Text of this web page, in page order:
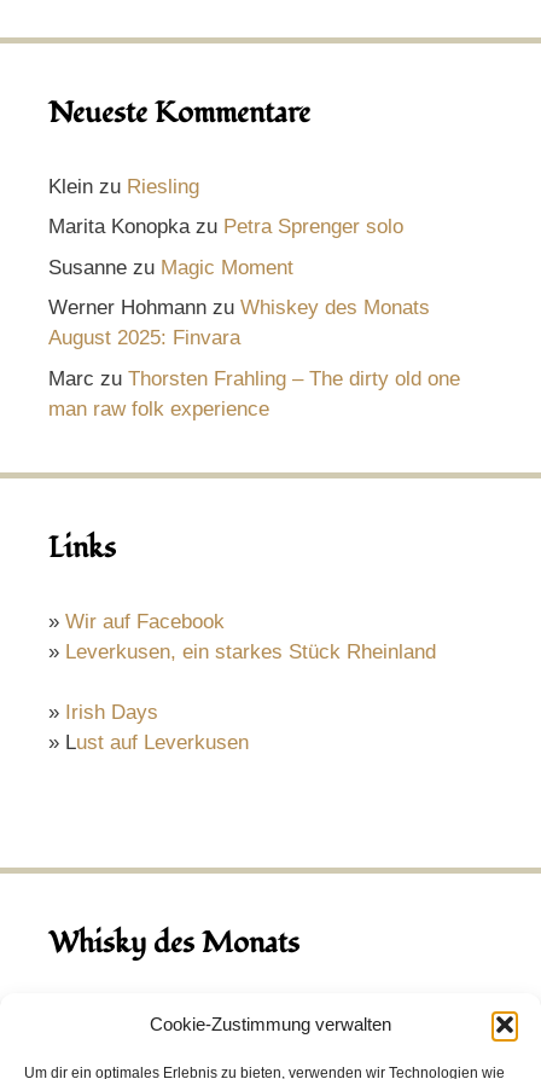
Cookie-Zustimmung verwalten
Um dir ein optimales Erlebnis zu bieten, verwenden wir Technologien wie
Neueste Kommentare
Klein zu Riesling
Marita Konopkazu Petra Sprenger solo
Susanne zu Magic Moment
Werner Hohmann zu Whiskey des Monats
August 2025: Finvara
Marc zu Thorsten Frahling – The dirty old one
man raw folk experience
Links
» Wir auf Facebook
» Leverkusen, ein starkes Stück Rheinland
» Irish Days
» Lust auf Leverkusen
Whisky des Monats
August 2026
Hinch Double Wood